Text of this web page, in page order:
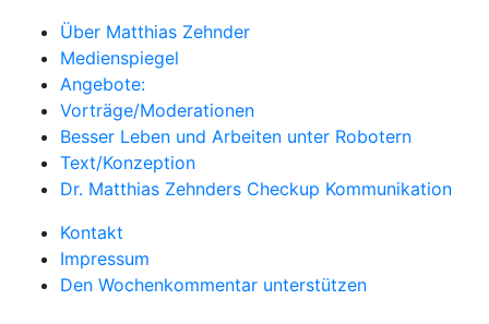
Über Matthias Zehnder
Medienspiegel
Angebote:
Vorträge/Moderationen
Besser Leben und Arbeiten unter Robotern
Text/Konzeption
Dr. Matthias Zehnders Checkup Kommunikation
Kontakt
Impressum
Den Wochenkommentar unterstützen